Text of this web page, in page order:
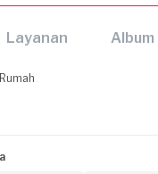
Layanan Album